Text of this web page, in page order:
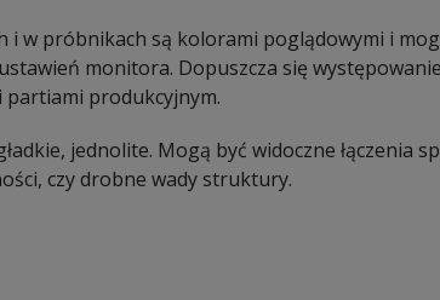
i w próbnikach są kolorami poglądowymi i
monitora. Dopuszcza się
partiami produkcyjnym.
jednolite. Mogą być widoczne łączenia
czy drobne wady struktury.